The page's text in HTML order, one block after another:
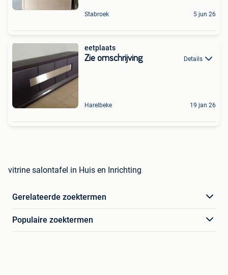
Stabroek 5 jun 26
eetplaats
Zie omschrijving Details
Harelbeke 19 jan 26
vitrine salontafel in Huis en Inrichting
Gerelateerde zoektermen
Populaire zoektermen